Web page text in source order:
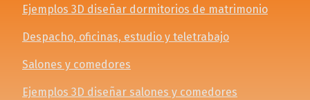
Ejemplos 3D diseñar dormitorios de matrimonio
Despacho, oficinas, estudio y teletrabajo
Salones y comedores
Ejemplos 3D diseñar salones y comedores